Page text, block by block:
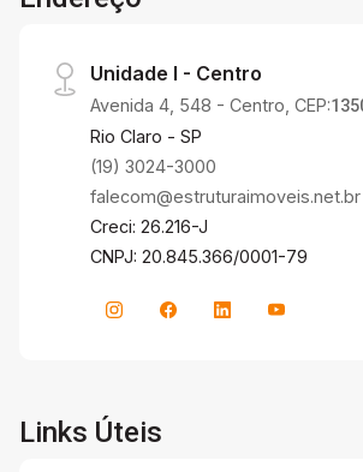
amplo espaço livre para novas
Agende uma visita e venha
espaço cheio de possibilidades!
Unidade I - Centro
Avenida 4, 548 - Centro, CEP:
Rio Claro - SP
(19) 3024-3000
falecom@estruturaimoveis.net.br
Creci: 26.216-J
CNPJ: 20.845.366/0001-79
Links Úteis